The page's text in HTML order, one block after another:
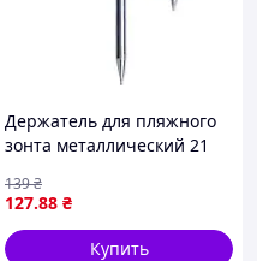
Держатель для пляжного
зонта металлический 21
127.88 ₴
139₴
Купить